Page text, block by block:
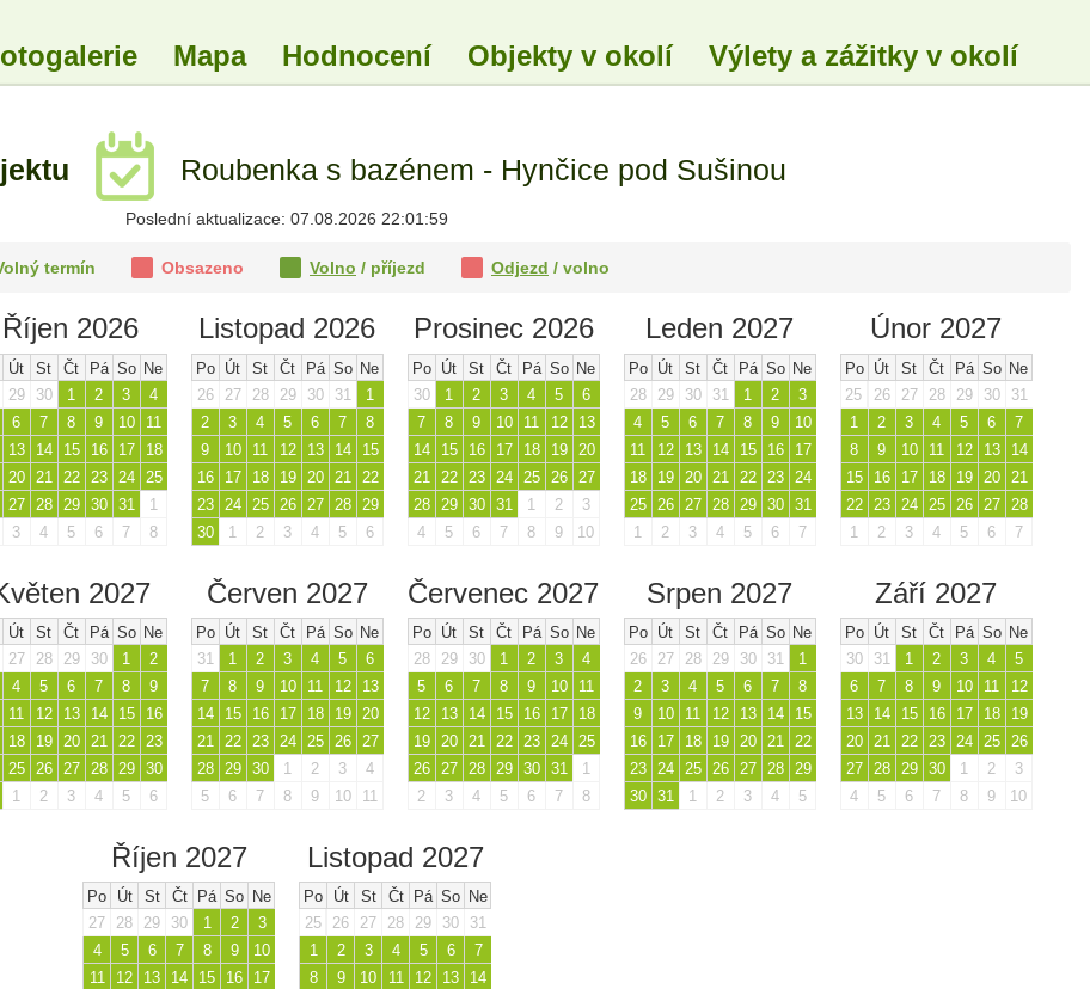
Mapa Hodnocení Objekty v okolí Výlety a zážitky v okolí
Roubenka s bazénem - Hynčice pod Sušinou
Poslední aktualizace: 07.08.2026 22:01:59
termín Obsazeno Volno / příjezd Odjezd / volno
Říjen 2026
Út St Čt Pá So Ne
29 30 1 2 3
4
6 7 8 9 10
11
13 14 15 16 17
18
20 21 22 23 24
25
27 28 29 30 31
1
3 4 5 6 7 8
Listopad 2026
Po Út St Čt Pá So Ne
26
27 28 29 30 31
1
2
3 4 5 6 7
8
9
10 11 12 13 14
15
16
17 18 19 20 21
22
23
24 25 26 27 28
29
30
1 2 3 4 5 6
Prosinec 2026
Po Út St Čt Pá So Ne
30
1 2 3 4 5
6
7
8 9 10 11 12
13
14
15 16 17 18 19
20
21
22 23 24 25 26
27
28
29 30 31 1 2
3
4
5 6 7 8 9 10
Leden 2027
Po Út St Čt Pá So Ne
28
29 30 31 1 2
3
4
5 6 7 8 9
10
11
12 13 14 15 16
17
18
19 20 21 22 23
24
25
26 27 28 29 30
31
1
2 3 4 5 6 7
Únor 2027
Po Út St Čt Pá So Ne
25
26 27 28 29 30
31
1
2 3 4 5 6
7
8
9 10 11 12 13
14
15
16 17 18 19 20
21
22
23 24 25 26 27
28
1
2 3 4 5 6 7
2027
Út St Čt Pá So Ne
27 28 29 30 1
2
4 5 6 7 8
9
11 12 13 14 15
16
18 19 20 21 22
23
25 26 27 28 29
30
1 2 3 4 5 6
Červen 2027
Po Út St Čt Pá So Ne
31
1 2 3 4 5
6
7
8 9 10 11 12
13
14
15 16 17 18 19
20
21
22 23 24 25 26
27
28
29 30 1 2 3
4
5
6 7 8 9 10 11
Červenec 2027
Po Út St Čt Pá So Ne
28
29 30 1 2 3
4
5
6 7 8 9 10
11
12
13 14 15 16 17
18
19
20 21 22 23 24
25
26
27 28 29 30 31
1
2
3 4 5 6 7 8
Srpen 2027
Po Út St Čt Pá So Ne
26
27 28 29 30 31
1
2
3 4 5 6 7
8
9
10 11 12 13 14
15
16
17 18 19 20 21
22
23
24 25 26 27 28
29
30
31 1 2 3 4 5
Září 2027
Po Út St Čt Pá So Ne
30
31 1 2 3 4
5
6
7 8 9 10 11
12
13
14 15 16 17 18
19
20
21 22 23 24 25
26
27
28 29 30 1 2
3
4
5 6 7 8 9 10
Říjen 2027
Po Út St Čt Pá So Ne
27
28 29 30 1 2
3
4
5 6 7 8 9
10
11
12 13 14 15 16
17
Listopad 2027
Po Út St Čt Pá So Ne
25
26 27 28 29 30
31
1
2 3 4 5 6
7
8
9 10 11 12 13
14